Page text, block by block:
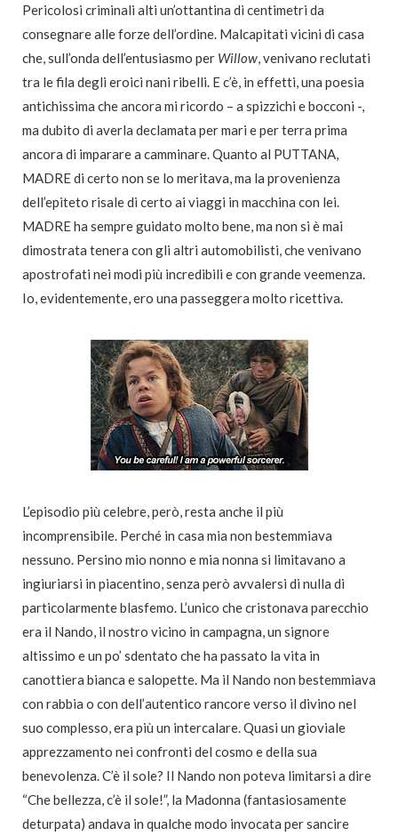
Pericolosi criminali alti un’ottantina di centimetri da
consegnare alle forze dell’ordine. Malcapitati vicini di casa
che, sull’onda dell’entusiasmo per Willow, venivano reclutati
tra le fila degli eroici nani ribelli. E c’è, in effetti, una poesia
antichissima che ancora mi ricordo – a spizzichi e bocconi -,
ma dubito di averla declamata per mari e per terra prima
ancora di imparare a camminare. Quanto al PUTTANA,
MADRE di certo non se lo meritava, ma la provenienza
dell’epiteto risale di certo ai viaggi in macchina con lei.
MADRE ha sempre guidato molto bene, ma non si è mai
dimostrata tenera con gli altri automobilisti, che venivano
apostrofati nei modi più incredibili e con grande veemenza.
Io, evidentemente, ero una passeggera molto ricettiva.
L’episodio più celebre, però, resta anche il più
incomprensibile. Perché in casa mia non bestemmiava
nessuno. Persino mio nonno e mia nonna si limitavano a
ingiuriarsi in piacentino, senza però avvalersi di nulla di
particolarmente blasfemo. L’unico che cristonava parecchio
era il Nando, il nostro vicino in campagna, un signore
altissimo e un po’ sdentato che ha passato la vita in
canottiera bianca e salopette. Ma il Nando non bestemmiava
con rabbia o con dell’autentico rancore verso il divino nel
suo complesso, era più un intercalare. Quasi un gioviale
apprezzamento nei confronti del cosmo e della sua
benevolenza. C’è il sole? Il Nando non poteva limitarsi a dire
“Che bellezza, c’è il sole!”, la Madonna (fantasiosamente
deturpata) andava in qualche modo invocata per sancire